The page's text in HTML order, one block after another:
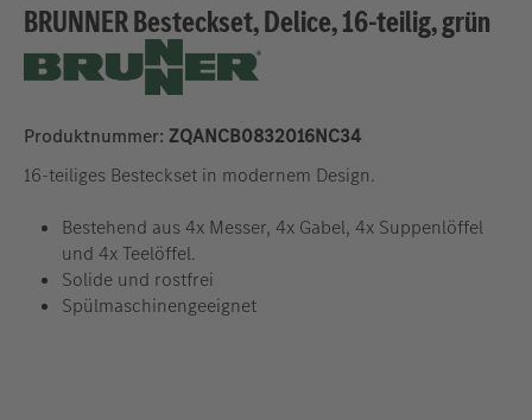
BRUNNER Besteckset, Delice, 16-teilig, grün
Produktnummer: ZQANCB0832016NC34
16-teiliges Besteckset in modernem Design.
Bestehend aus 4x Messer, 4x Gabel, 4x Suppenlöffel
und 4x Teelöffel.
Solide und rostfrei
Spülmaschinengeeignet